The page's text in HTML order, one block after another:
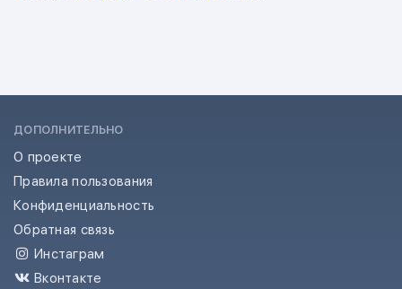
ДОПОЛНИТЕЛЬНО
О проекте
Правила пользования
Конфиденциальность
Обратная связь
Инстаграм
Вконтакте